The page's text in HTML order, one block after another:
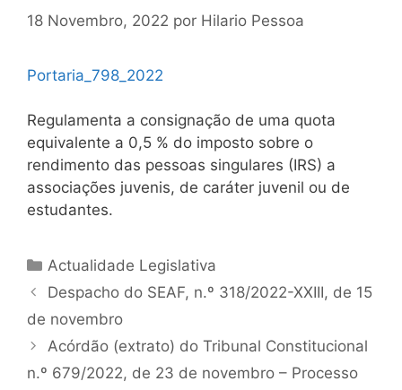
18 Novembro, 2022 por Hilario Pessoa
Portaria_798_2022
Regulamenta a consignação de uma quota
equivalente a 0,5 % do imposto sobre o
rendimento das pessoas singulares (IRS) a
associações juvenis, de caráter juvenil ou de
estudantes.
Categorias
Actualidade Legislativa
Navegação
de
Despacho do SEAF, n.º 318/2022-XXIII, de 15
de novembro
Acórdão (extrato) do Tribunal Constitucional
n.º 679/2022, de 23 de novembro – Processo